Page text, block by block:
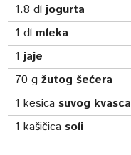
1.8 dl jogurta
1 dl mleka
1 jaje
70 gžutog šećera
1 kesicasuvog kvasca
1 kašičicasoli